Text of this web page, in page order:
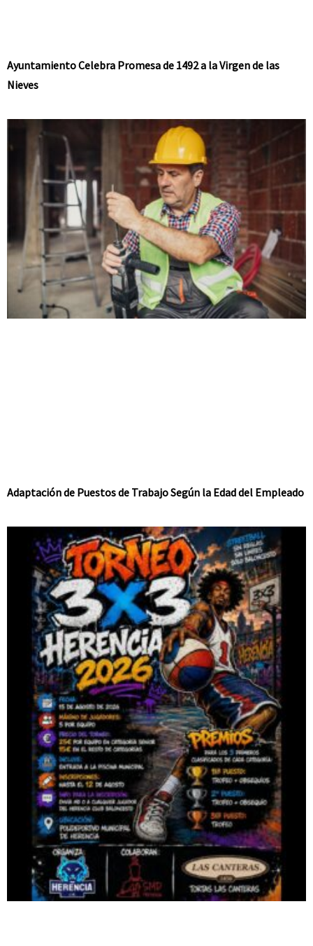
Ayuntamiento Celebra Promesa de 1492 a la Virgen de las
Nieves
Adaptación de Puestos de Trabajo Según la Edad del Empleado